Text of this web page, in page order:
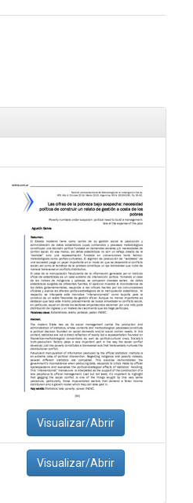
Visualizar/Abrir
Visualizar/Abrir